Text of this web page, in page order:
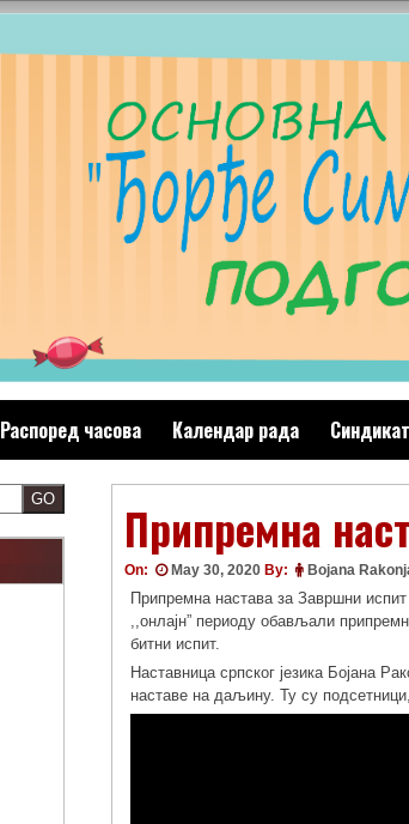
Распоред часова Календар рада Синдикат
Припремна
On: May 30, 2020 By: Bojana
Припремна настава за Завршни
,,онлајн” периоду обављали
битни испит.
Наставница српског језика Бојана
наставе на даљину. Ту су